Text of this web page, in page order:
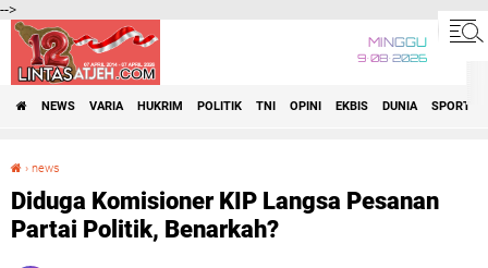
-->
MINGGU
9•08•2026
NEWS VARIA HUKRIM POLITIK TNI OPINI EKBIS DUNIA SPORT
› news
Diduga Komisioner KIP Langsa Pesanan
Partai Politik, Benarkah?